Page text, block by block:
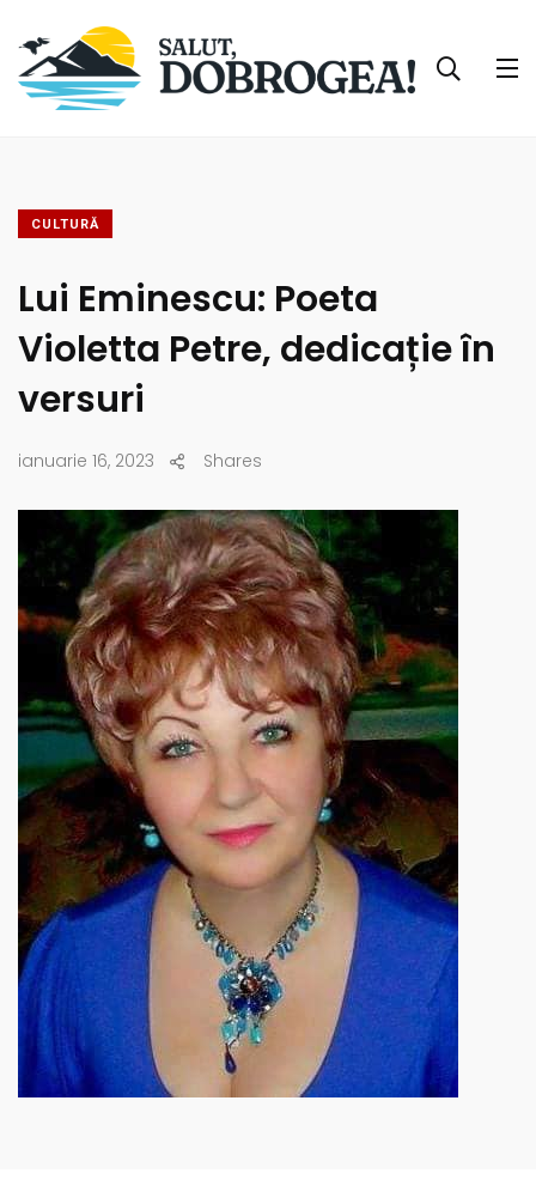
CULTURĂ
Lui Eminescu: Poeta
Violetta Petre, dedicație în
versuri
ianuarie 16, 2023 Shares